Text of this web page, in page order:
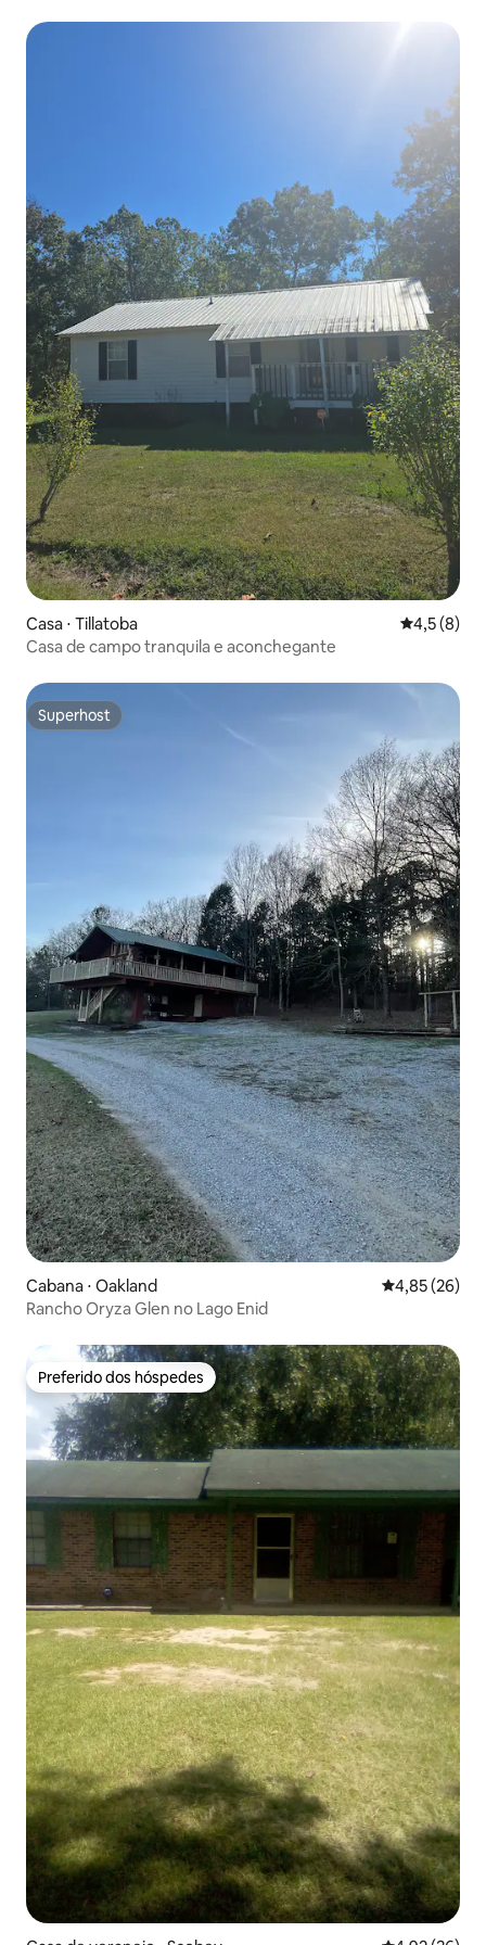
Casa ⋅ Tillatoba 4,5 de
4,5 (8)
Casa de campo tranquila e aconchegante
Superhost
Superhost
Cabana ⋅ Oakland 4,85 de uma
4,85 (26)
Rancho Oryza Glen no Lago Enid
Preferido dos hóspedes
Preferido dos hóspedes